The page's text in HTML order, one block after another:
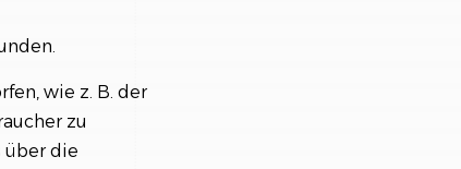
wie z. B. der
zu
über die